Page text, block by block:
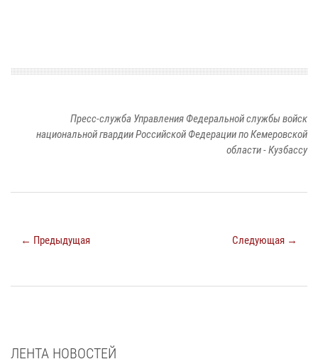
Пресс-служба Управления Федеральной службы войск
национальной гвардии Российской Федерации по Кемеровской
области - Кузбассу
← Предыдущая Следующая →
ЛЕНТА НОВОСТЕЙ